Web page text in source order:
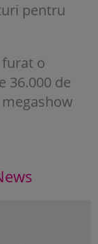
pentru
o
36.000 de